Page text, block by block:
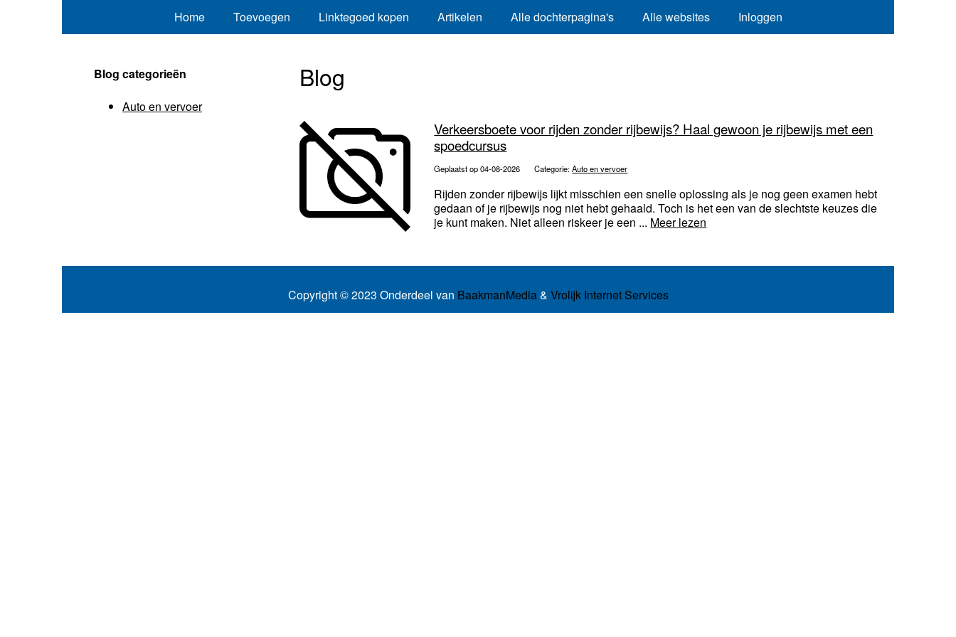
Home Toevoegen Linktegoed kopen Artikelen Alle dochterpagina's Alle websites Inloggen
Blog
Verkeersboete voor rijden zonder rijbewijs? Haal gewoon je rijbewijs met een
spoedcursus
Geplaatst op 04-08-2026 Categorie:Auto en vervoer
Rijden zonder rijbewijs lijkt misschien een snelle oplossing als je nog geen examen hebt
gedaan of je rijbewijs nog niet hebt gehaald. Toch is het een van de slechtste keuzes die
je kunt maken. Niet alleen riskeer je een ... Meer lezen
Blog categorieën
Auto en vervoer
Copyright © 2023 Onderdeel van BaakmanMedia& Vrolijk Internet Services